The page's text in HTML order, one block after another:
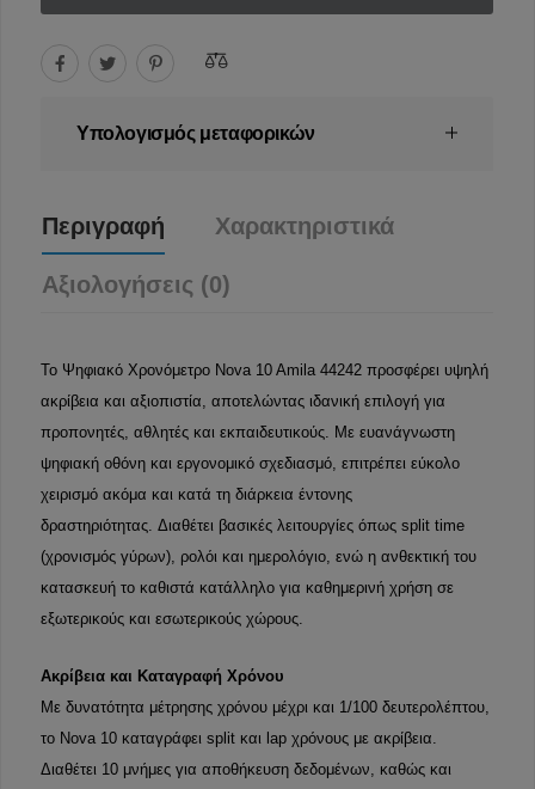
Υπολογισμός μεταφορικών
Περιγραφή Χαρακτηριστικά
Αξιολογήσεις (0)
Το Ψηφιακό Χρονόμετρο Nova 10 Amila 44242 προσφέρει υψηλή
ακρίβεια και αξιοπιστία, αποτελώντας ιδανική επιλογή για
προπονητές, αθλητές και εκπαιδευτικούς. Με ευανάγνωστη
ψηφιακή οθόνη και εργονομικό σχεδιασμό, επιτρέπει εύκολο
χειρισμό ακόμα και κατά τη διάρκεια έντονης
δραστηριότητας. Διαθέτει βασικές λειτουργίες όπως split time
(χρονισμός γύρων), ρολόι και ημερολόγιο, ενώ η ανθεκτική του
κατασκευή το καθιστά κατάλληλο για καθημερινή χρήση σε
εξωτερικούς και εσωτερικούς χώρους.
Ακρίβεια και Καταγραφή Χρόνου
Με δυνατότητα μέτρησης χρόνου μέχρι και 1/100 δευτερολέπτου,
το Nova 10 καταγράφει split και lap χρόνους με ακρίβεια.
Διαθέτει 10 μνήμες για αποθήκευση δεδομένων, καθώς και